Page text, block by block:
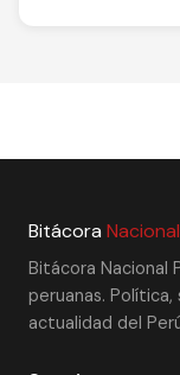
Bitácora Nacional
Bitácora Nacional
peruanas.
actualidad del